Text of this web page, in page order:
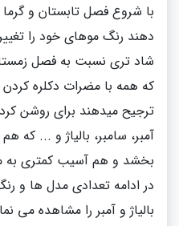
با شروع فصل تابستان و
دهند رنگ موهای خود را
شاد تری نسبت به فصل
که همه با مضرات دکلره
ترجیح میدهند برای روشن
آمبر، سامبر، بالیاژ و ...
بخشد و هم آسیب کمتری به
در ادامه تعدادی مدل ها و
بالیاژ و آمبر را مشاهده می